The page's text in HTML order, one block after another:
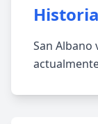
Historia
San Albano